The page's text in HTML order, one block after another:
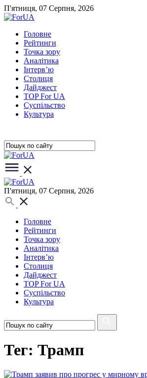
П'ятниця, 07 Серпня, 2026
Головне
Рейтинги
Точка зору
Аналітика
Інтерв’ю
Столиця
Дайджест
TOP For UA
Суспiльство
Культура
П'ятниця, 07 Серпня, 2026
Головне
Рейтинги
Точка зору
Аналітика
Інтерв’ю
Столиця
Дайджест
TOP For UA
Суспiльство
Культура
Тег: Трамп